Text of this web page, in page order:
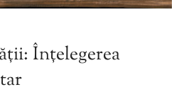
Înțelegerea